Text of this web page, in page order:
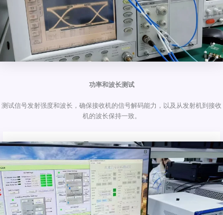
功率和波长测试
测试信号发射强度和波长，确保接收机的信号解码能力，以及从发射机到接收
机的波长保持一致。